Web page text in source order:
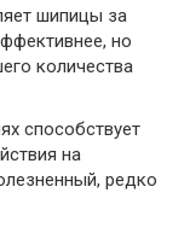
шипицы за
но
количества
способствует
на
редко